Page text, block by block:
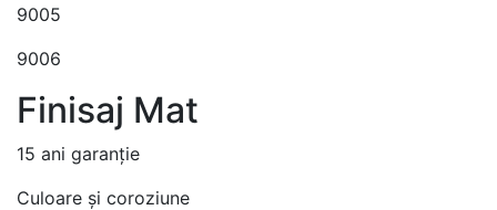
9005
9006
Finisaj Mat
15 ani garanție
Culoare și coroziune